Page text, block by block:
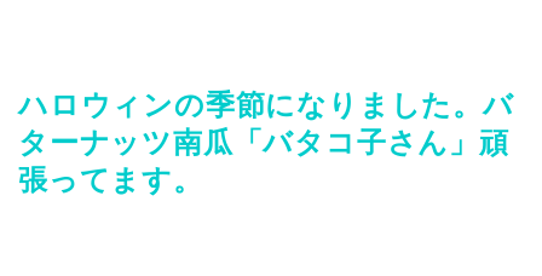
ハロウィンの季節になりました。バ
ターナッツ南瓜「バタコ子さん」頑
張ってます。